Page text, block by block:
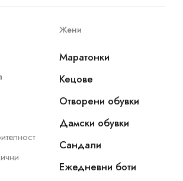
Жени
Маратонки
Кецове
Отворени обувки
Дамски обувки
Сандали
Ежедневни боти